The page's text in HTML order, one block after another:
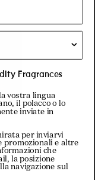
Fragrances
vostra lingua
il polacco o lo
inviate in
per inviarvi
promozionali e altre
che
la posizione
navigazione sul